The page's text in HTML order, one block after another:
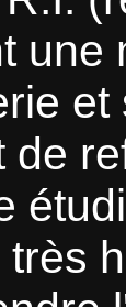
une
de